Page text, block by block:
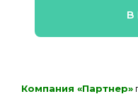
В
Компания «Партнер»